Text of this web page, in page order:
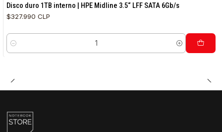
Disco duro 1TB interno | HPE Midline 3.5“ LFF SATA 6Gb/s
$327.990 CLP
Cantidad